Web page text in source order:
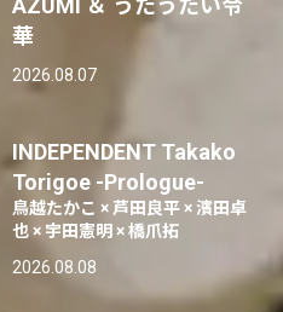
AZUMI ＆ うたうたい令
華
2026.08.07
INDEPENDENT Takako
Torigoe -Prologue-
鳥越たかこ × 芦田良平 × 濱田卓
也 × 宇田憲明 × 橋爪拓
2026.08.08